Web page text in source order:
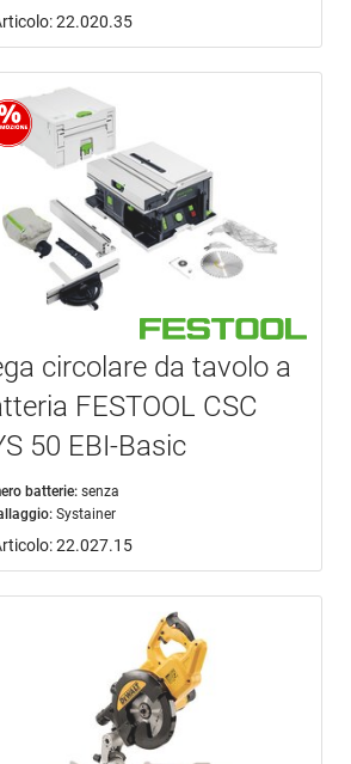
22.020.35
circolare da tavolo a
FESTOOL CSC
50 EBI-Basic
batterie: senza
Systainer
22.027.15